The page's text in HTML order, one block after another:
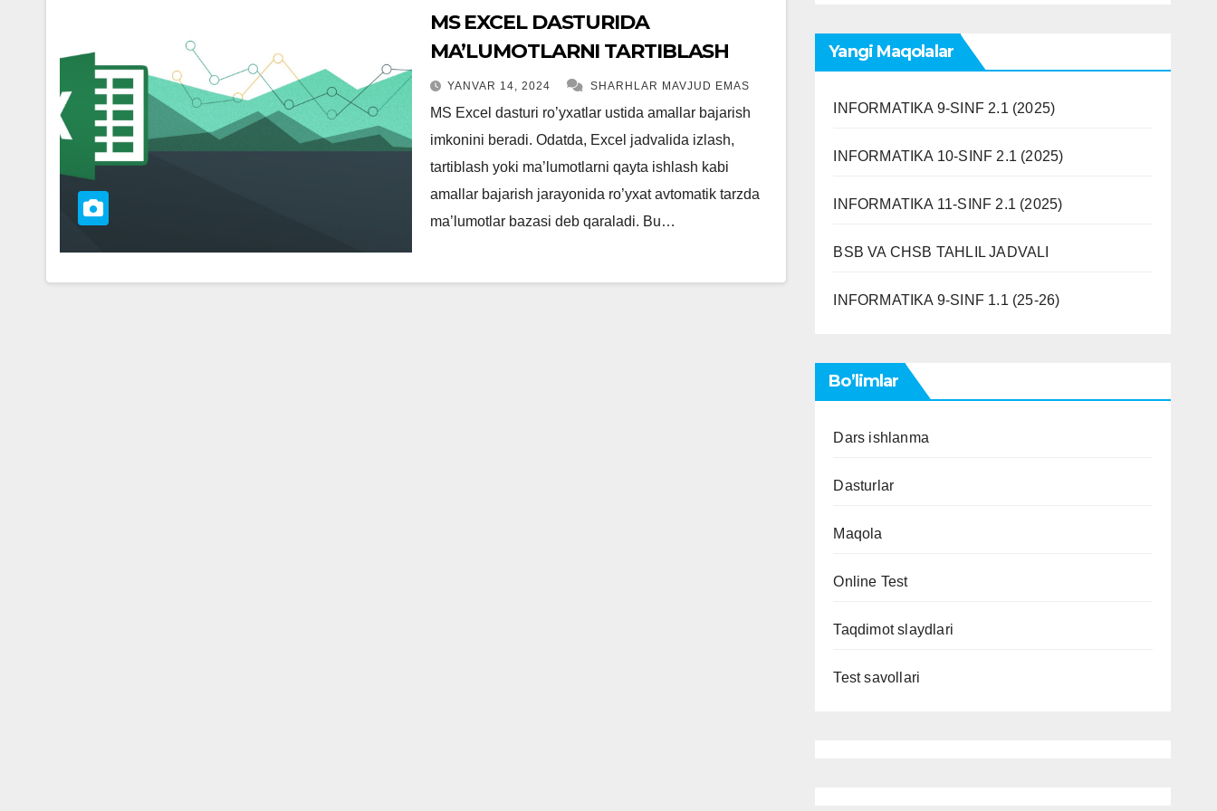
MS EXCEL DASTURIDA
MA’LUMOTLARNI TARTIBLASH
YANVAR 14, 2024 SHARHLAR MAVJUD EMAS
MS Excel dasturi ro’yxatlar ustida amallar bajarish
imkonini beradi. Odatda, Excel jadvalida izlash,
tartiblash yoki ma’lumotlarni qayta ishlash kabi
amallar bajarish jarayonida ro’yxat avtomatik tarzda
ma’lumotlar bazasi deb qaraladi. Bu…
Yangi Maqolalar
INFORMATIKA 9-SINF 2.1 (2025)
INFORMATIKA 10-SINF 2.1 (2025)
INFORMATIKA 11-SINF 2.1 (2025)
BSB VA CHSB TAHLIL JADVALI
INFORMATIKA 9-SINF 1.1 (25-26)
Bo’limlar
Dars ishlanma
Dasturlar
Maqola
Online Test
Taqdimot slaydlari
Test savollari